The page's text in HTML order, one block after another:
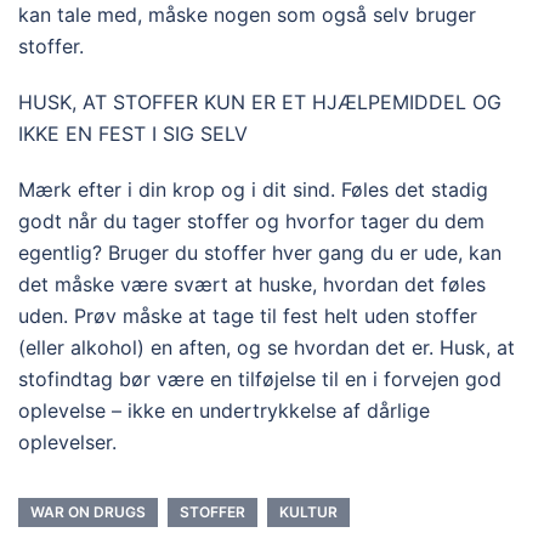
kan tale med, måske nogen som også selv bruger
stoffer.
HUSK, AT STOFFER KUN ER ET HJÆLPEMIDDEL OG
IKKE EN FEST I SIG SELV
Mærk efter i din krop og i dit sind. Føles det stadig
godt når du tager stoffer og hvorfor tager du dem
egentlig? Bruger du stoffer hver gang du er ude, kan
det måske være svært at huske, hvordan det føles
uden. Prøv måske at tage til fest helt uden stoffer
(eller alkohol) en aften, og se hvordan det er. Husk, at
stofindtag bør være en tilføjelse til en i forvejen god
oplevelse – ikke en undertrykkelse af dårlige
oplevelser.
WAR ON DRUGS STOFFER KULTUR